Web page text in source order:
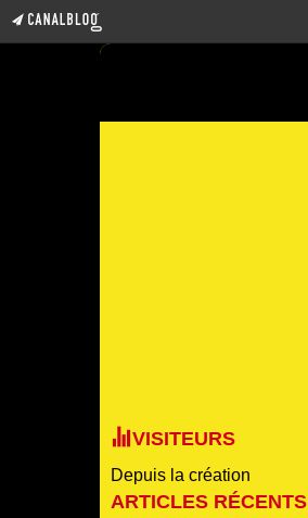
VISITEURS
Depuis la création
ARTICLES RÉCENTS